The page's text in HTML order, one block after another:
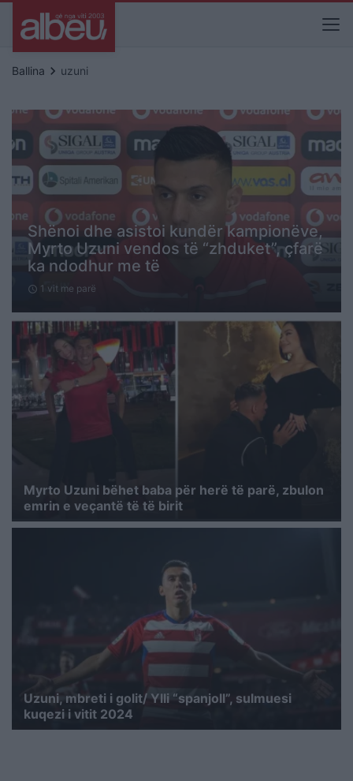
Ballina keyboard_arrow_right uzuni
Shënoi dhe asistoi kundër kampionëve,
Myrto Uzuni vendos të “zhduket”, çfarë
ka ndodhur me të
schedule 1 vit me parë
Myrto Uzuni bëhet baba për herë të parë, zbulon
emrin e veçantë të të birit
Uzuni, mbreti i golit/ Ylli “spanjoll”, sulmuesi
kuqezi i vitit 2024